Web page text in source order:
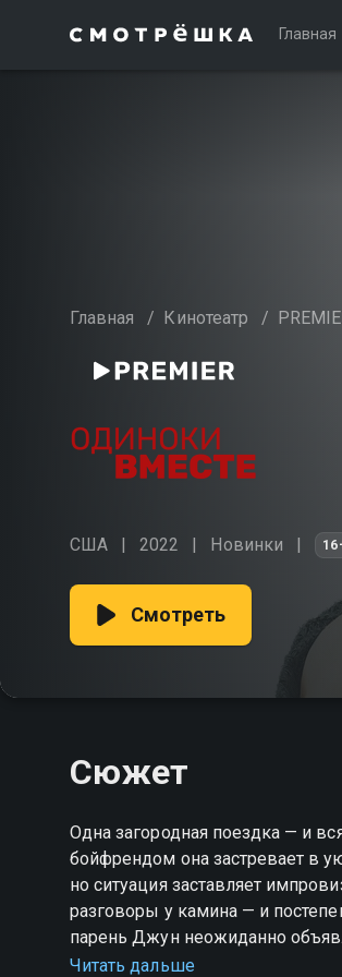
Главная
Главная / Кинотеатр /
США 2022 Новинки
Смотреть
Сюжет
Одна загородная поездка — и
бойфрендом она застревает в
но ситуация заставляет
разговоры у камина — и
парень Джун неожиданно
привязанности или новые
Читать дальше